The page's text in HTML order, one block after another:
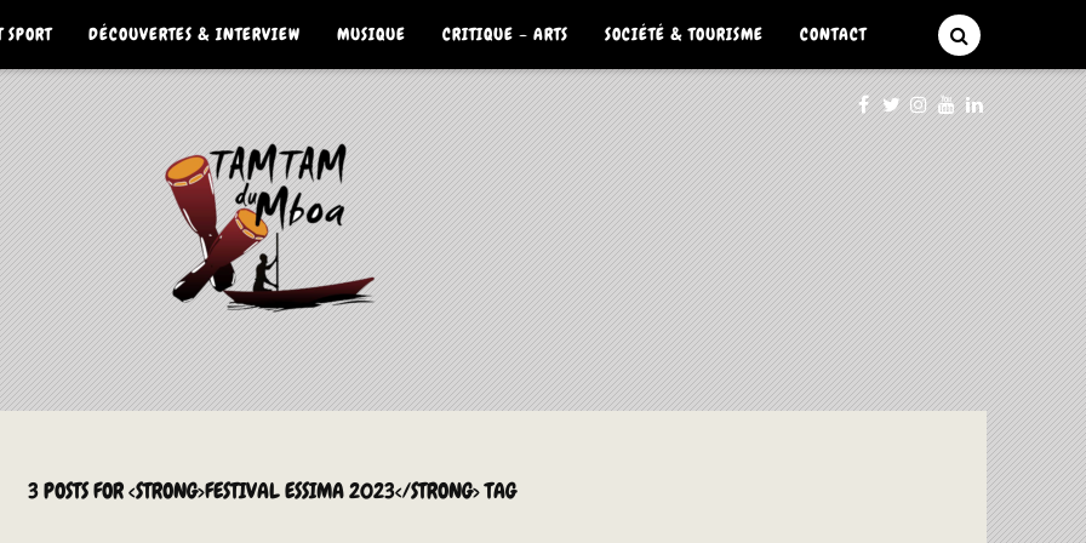
DÉCOUVERTES & INTERVIEW MUSIQUE CRITIQUE – ARTS SOCIÉTÉ & TOURISME CONTACT
3 POSTS FOR <STRONG>FESTIVAL ESSIMA 2023</STRONG> TAG